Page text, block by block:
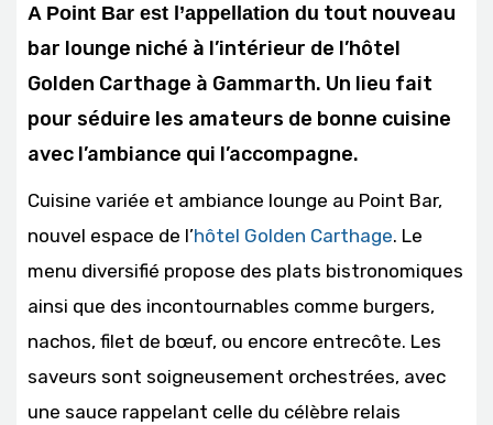
A Point Bar est l’appellation du tout nouveau
bar lounge niché à l’intérieur de l’hôtel
Golden Carthage à Gammarth. Un lieu fait
pour séduire les amateurs de bonne cuisine
avec l’ambiance qui l’accompagne.
Cuisine variée et ambiance lounge au Point Bar,
nouvel espace de l’hôtel Golden Carthage. Le
menu diversifié propose des plats bistronomiques
ainsi que des incontournables comme burgers,
nachos, filet de bœuf, ou encore entrecôte. Les
saveurs sont soigneusement orchestrées, avec
une sauce rappelant celle du célèbre relais